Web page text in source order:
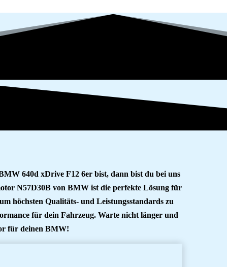
640d xDrive F12 6er bist, dann bist du bei uns
N57D30B von BMW ist die perfekte Lösung für
höchsten Qualitäts- und Leistungsstandards zu
für dein Fahrzeug. Warte nicht länger und
für deinen BMW!